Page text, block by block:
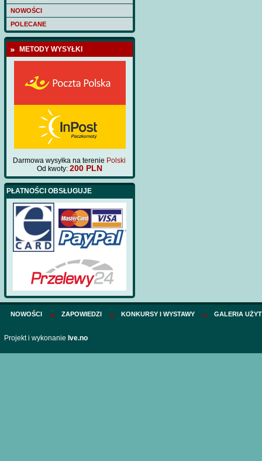
NOWOŚCI
POLECANE
METODY WYSYŁKI
Darmowa wysyłka na terenie Polski
Od kwoty: 200 PLN
PŁATNOŚCI OBSŁUGUJE
NOWOŚCI ZAPOWIEDZI KONKURSY I WYSTAWY GALERIA
Projekt i wykonanie Ive.no